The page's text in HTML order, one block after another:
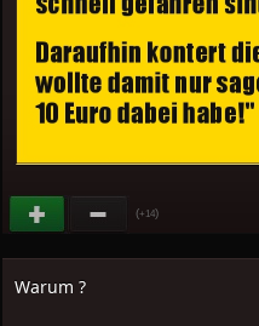
(+14)
Warum ?